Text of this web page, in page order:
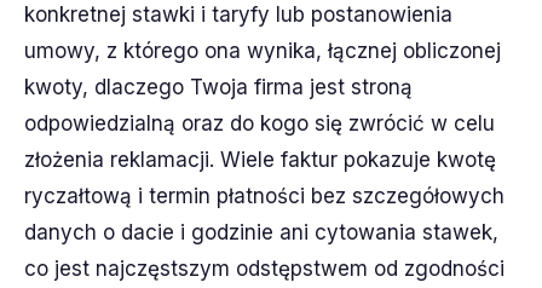
konkretnej stawki i taryfy lub postanowienia
umowy, z którego ona wynika, łącznej obliczonej
kwoty, dlaczego Twoja firma jest stroną
odpowiedzialną oraz do kogo się zwrócić w celu
złożenia reklamacji. Wiele faktur pokazuje kwotę
ryczałtową i termin płatności bez szczegółowych
danych o dacie i godzinie ani cytowania stawek,
co jest najczęstszym odstępstwem od zgodności